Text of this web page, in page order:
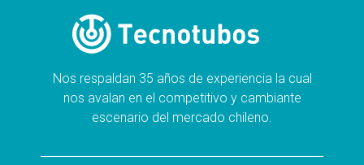
Nos respaldan 35 años de experiencia la cual
nos avalan en el competitivo y cambiante
escenario del mercado chileno.